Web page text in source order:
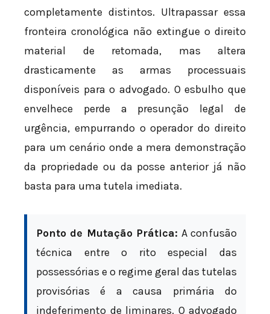
completamente distintos. Ultrapassar essa
fronteira cronológica não extingue o direito
material de retomada, mas altera
drasticamente as armas processuais
disponíveis para o advogado. O esbulho que
envelhece perde a presunção legal de
urgência, empurrando o operador do direito
para um cenário onde a mera demonstração
da propriedade ou da posse anterior já não
basta para uma tutela imediata.
Ponto de Mutação Prática: A confusão
técnica entre o rito especial das
possessórias e o regime geral das tutelas
provisórias é a causa primária do
indeferimento de liminares. O advogado